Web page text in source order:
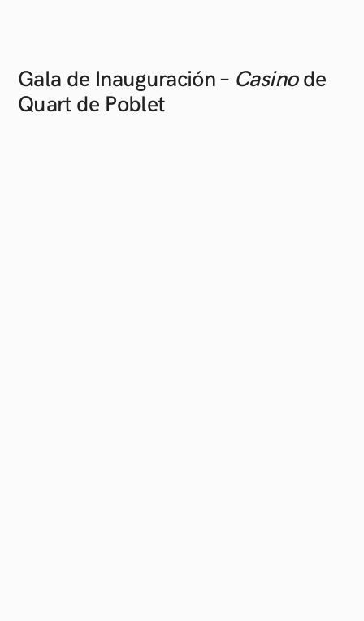
Gala de Inauguración – Casinode
Quart de Poblet